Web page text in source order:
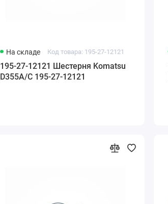
На складе Код товара: 195-27-12121
195-27-12121 Шестерня Komatsu
D355A/C 195-27-12121